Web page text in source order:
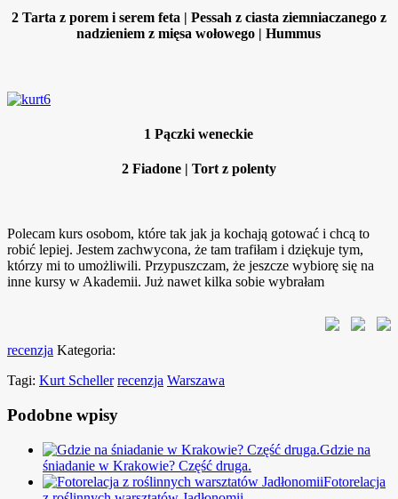
2 Tarta z porem i serem feta | Pessah z ciasta ziemniaczanego z
nadzieniem z mięsa wołowego | Hummus
1 Pączki weneckie
2 Fiadone | Tort z polenty
Polecam kurs osobom, które tak jak ja kochają gotować i chcą to
robić lepiej. Jestem zachwycona, że tam trafiłam i dziękuje tym,
którzy mi to umożliwili. Przypuszczam, że jeszcze wybiorę się na
inne kursy w Akademii. Już nawet kilka sobie wybrałam
recenzja Kategoria:
Tagi: Kurt Scheller recenzja Warszawa
Podobne wpisy
Gdzie na
śniadanie w Krakowie? Część druga.
Fotorelacja